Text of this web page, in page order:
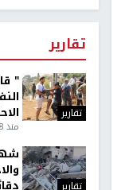
تقارير
تقارير
"
منذ 8 ثواني
تقارير